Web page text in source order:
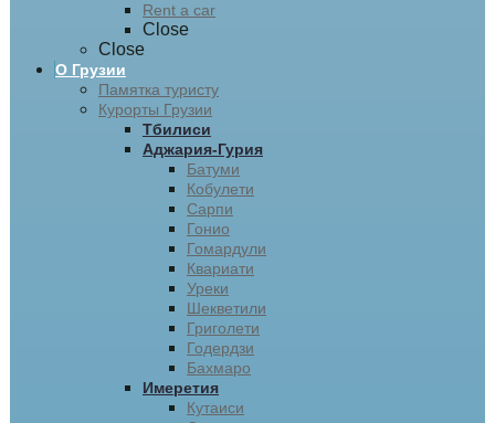
Rent a car
Close
Close
О Грузии
Памятка туристу
Курорты Грузии
Тбилиси
Аджария-Гурия
Батуми
Кобулети
Сарпи
Гонио
Гомардули
Квариати
Уреки
Шекветили
Григолети
Годердзи
Бахмаро
Имеретия
Кутаиси